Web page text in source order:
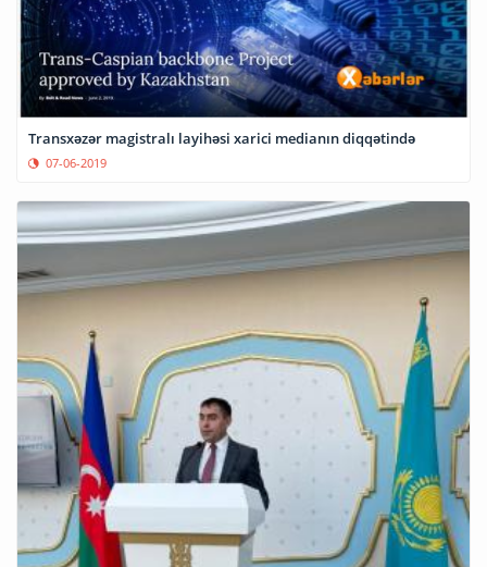
Transxəzər magistralı layihəsi xarici medianın diqqətində
07-06-2019